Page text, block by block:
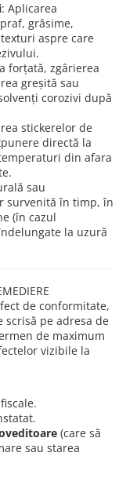
: Aplicarea
grăsime,
aspre care
forțată, zgârierea
greșită sau
corozivi după
stickerelor de
directă la
din afara
sau
survenită în timp, în
(în cazul
la uzură
de conformitate,
scrisă pe adresa de
de maximum
vizibile la
(care să
sau starea